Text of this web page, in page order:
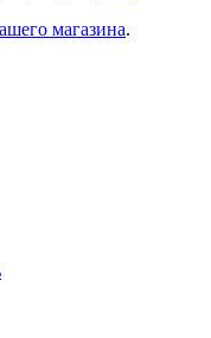
магазина.